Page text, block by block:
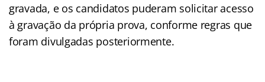
gravada, e os candidatos puderam solicitar acesso
à gravação da própria prova, conforme regras que
foram divulgadas posteriormente.